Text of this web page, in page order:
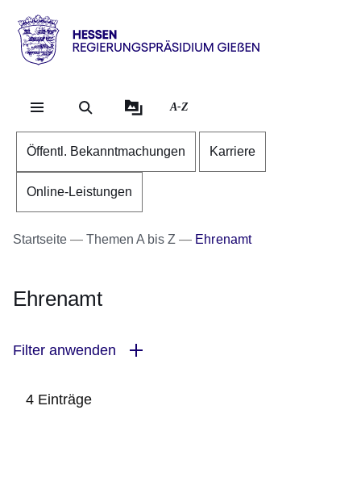
Direkt zum Kopf der
Direkt zum Inhalt
Direkt zum Fuß der
Hessen
RP
A-Z
Öffentl. Bekanntmachungen Karriere
Online-Leistungen
Startseite Themen A bis Z Ehrenamt
Ehrenamt
Filter anwenden
4 Einträge